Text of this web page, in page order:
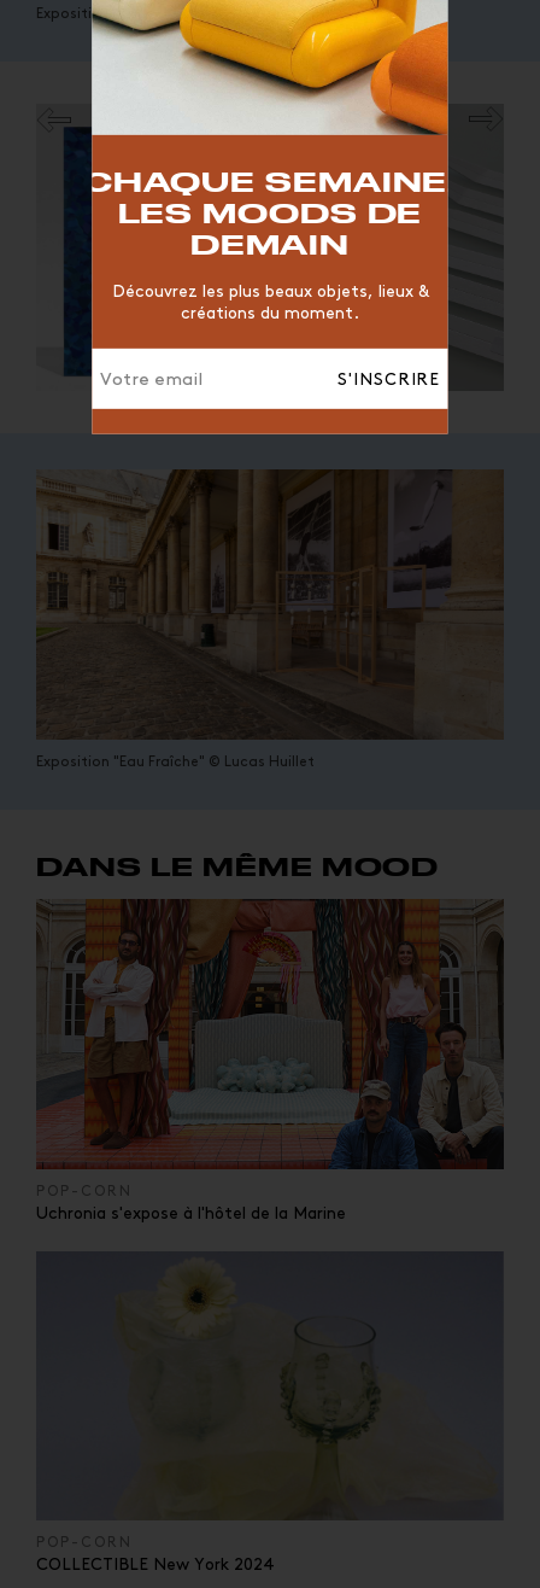
Exposition "Eau Fraîche" © Lucas Huillet
Exposition "Eau Fraîche" © Lucas Huillet
DANS LE MÊME MOOD
POP-CORN
Uchronia s'expose à l'hôtel de la Marine
POP-CORN
COLLECTIBLE New York 2024
CHAQUE SEMAINE,
LES MOODS DE
DEMAIN
Découvrez les plus beaux objets, lieux &
créations du moment.
S'INSCRIRE
JAUNE
ORGANIQUE
MEMPHIS ÉDITIONS
VASE
ICONIC
2023